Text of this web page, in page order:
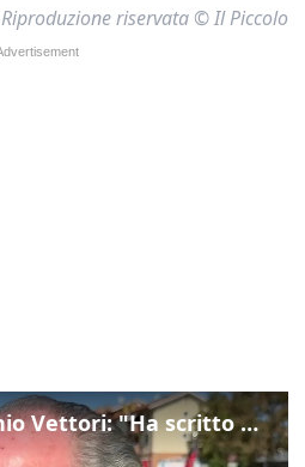
Riproduzione riservata © Il Piccolo
Zaia ricorda Firminio Vettori: "Ha scritto pagine di storia del nostro territorio"